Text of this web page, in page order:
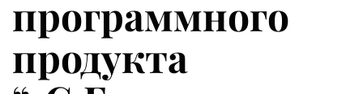
программного
продукта